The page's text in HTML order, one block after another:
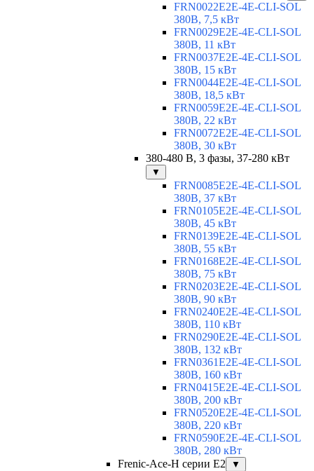
FRN0022E2E-4E-CLI-SOL
380В, 7,5 кВт
FRN0029E2E-4E-CLI-SOL
380В, 11 кВт
FRN0037E2E-4E-CLI-SOL
380В, 15 кВт
FRN0044E2E-4E-CLI-SOL
380В, 18,5 кВт
FRN0059E2E-4E-CLI-SOL
380В, 22 кВт
FRN0072E2E-4E-CLI-SOL
380В, 30 кВт
380-480 В, 3 фазы, 37-280 кВт
▼
FRN0085E2E-4E-CLI-SOL
380В, 37 кВт
FRN0105E2E-4E-CLI-SOL
380В, 45 кВт
FRN0139E2E-4E-CLI-SOL
380В, 55 кВт
FRN0168E2E-4E-CLI-SOL
380В, 75 кВт
FRN0203E2E-4E-CLI-SOL
380В, 90 кВт
FRN0240E2E-4E-CLI-SOL
380В, 110 кВт
FRN0290E2E-4E-CLI-SOL
380В, 132 кВт
FRN0361E2E-4E-CLI-SOL
380В, 160 кВт
FRN0415E2E-4E-CLI-SOL
380В, 200 кВт
FRN0520E2E-4E-CLI-SOL
380В, 220 кВт
FRN0590E2E-4E-CLI-SOL
380В, 280 кВт
Frenic-Ace-H серии E2
▼